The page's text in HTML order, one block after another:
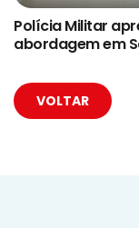
Polícia Militar
abordagem em
VOLTAR